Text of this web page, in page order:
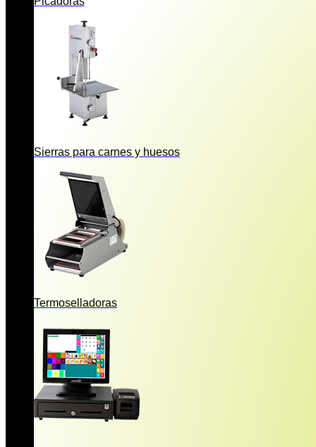
Sierras para carnes y huesos
Termoselladoras